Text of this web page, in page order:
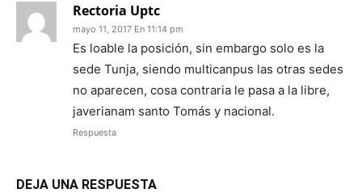
Rectoria Uptc
mayo 11, 2017 En 11:14 pm
Es loable la posición, sin embargo solo es la
sede Tunja, siendo multicanpus las otras sedes
no aparecen, cosa contraria le pasa a la libre,
javerianam santo Tomás y nacional.
Respuesta
DEJA UNA RESPUESTA